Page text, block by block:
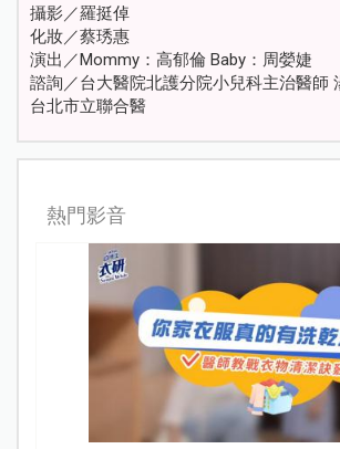
阿包醫師教你：海外就醫
樣做就對了！
作者： 阿包醫生 | 發表日期：2025-07-24
分享 收藏
疫情後回歸正常生活，不少爸媽都
玩，阿包醫生家也是，每次出國都
平安回家，但旅途過程也可能遇上